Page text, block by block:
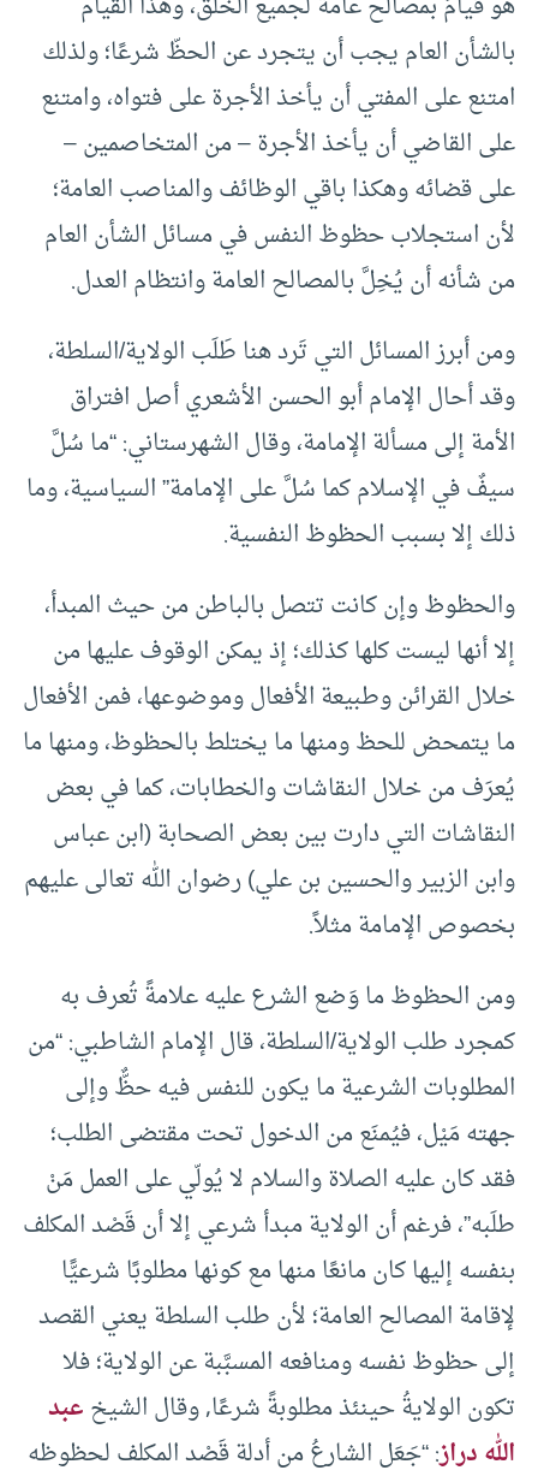
بالشأن العام يجب أن يتجرد عن الحظّ شرعًا؛ ولذلك
امتنع على المفتي أن يأخذ الأجرة على فتواه، وامتنع
على القاضي أن يأخذ الأجرة – من المتخاصمين –
على قضائه وهكذا باقي الوظائف والمناصب العامة؛
لأن استجلاب حظوظ النفس في مسائل الشأن العام
من شأنه أن يُخِلَّ بالمصالح العامة وانتظام العدل.
ومن أبرز المسائل التي تَرد هنا طَلَب الولاية/السلطة،
وقد أحال الإمام أبو الحسن الأشعري أصل افتراق
الأمة إلى مسألة الإمامة، وقال الشهرستاني: “ما سُلَّ
سيفٌ في الإسلام كما سُلَّ على الإمامة” السياسية، وما
ذلك إلا بسبب الحظوظ النفسية.
والحظوظ وإن كانت تتصل بالباطن من حيث المبدأ،
إلا أنها ليست كلها كذلك؛ إذ يمكن الوقوف عليها من
خلال القرائن وطبيعة الأفعال وموضوعها، فمن الأفعال
ما يتمحض للحظ ومنها ما يختلط بالحظوظ، ومنها ما
يُعرَف من خلال النقاشات والخطابات، كما في بعض
النقاشات التي دارت بين بعض الصحابة (ابن عباس
وابن الزبير والحسين بن علي) رضوان الله تعالى عليهم
بخصوص الإمامة مثلاً.
ومن الحظوظ ما وَضع الشرع عليه علامةً تُعرف به
كمجرد طلب الولاية/السلطة، قال الإمام الشاطبي: “من
المطلوبات الشرعية ما يكون للنفس فيه حظٌّ وإلى
جهته مَيْل، فيُمنَع من الدخول تحت مقتضى الطلب؛
فقد كان عليه الصلاة والسلام لا يُولّي على العمل مَنْ
طلَبه”، فرغم أن الولاية مبدأ شرعي إلا أن قَصْد المكلف
بنفسه إليها كان مانعًا منها مع كونها مطلوبًا شرعيًّا
لإقامة المصالح العامة؛ لأن طلب السلطة يعني القصد
إلى حظوظ نفسه ومنافعه المسبَّبة عن الولاية؛ فلا
تكون الولايةُ حينئذ مطلوبةً شرعًا, وقال الشيخعبد
الله دراز: “جَعَل الشارعُ من أدلة قَصْد المكلف لحظوظه